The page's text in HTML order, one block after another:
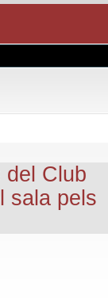
del Club
sala pels